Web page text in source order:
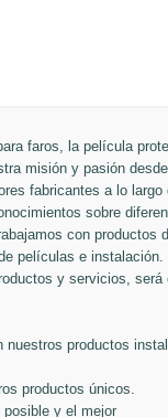
faros, la película
misión y pasión
fabricantes a lo largo
sobre
con productos
películas e instalación.
y servicios, será
nuestros productos
productos únicos.
y el mejor